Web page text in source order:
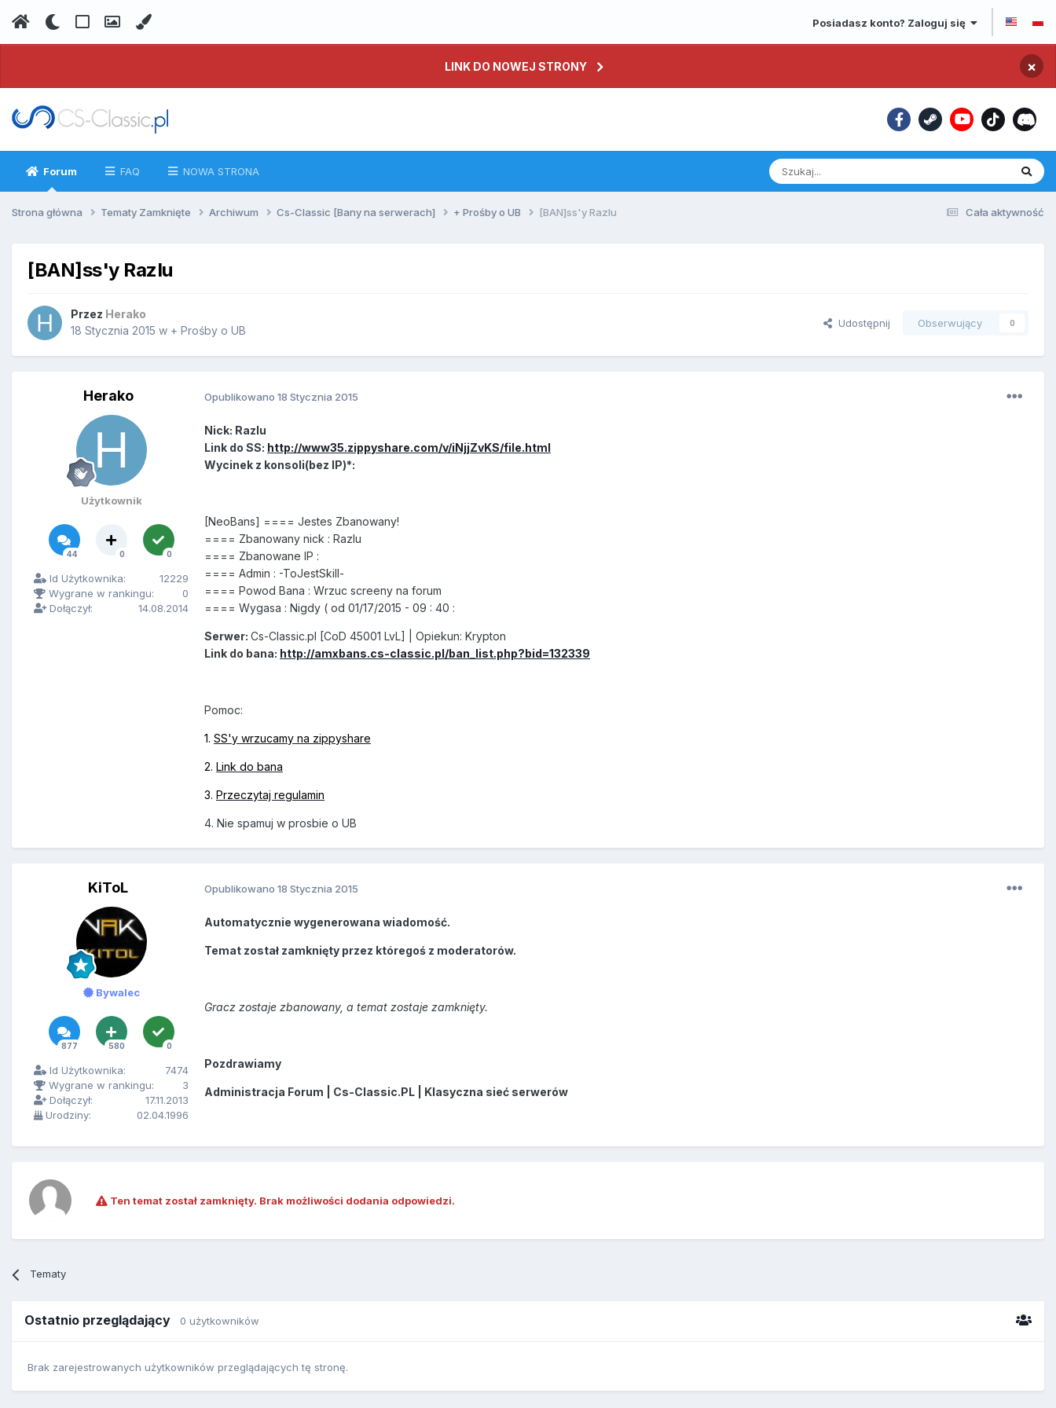
Posiadasz konto? Zaloguj się
LINK DO NOWEJ STRONY ×
Forum FAQ NOWA STRONA
Cała aktywność
Strona główna Tematy Zamknięte Archiwum Cs-Classic [Bany na serwerach] + Prośby o UB [BAN]ss'y RazIu
[BAN]ss'y RazIu
Przez Herako
18 Stycznia 2015 w + Prośby o UB
Udostępnij Obserwujący 0
Herako
Użytkownik
44 0 0
Id Użytkownika:
12229
Wygrane w rankingu:
0
Dołączył:
14.08.2014
Opublikowano 18 Stycznia 2015
Nick: RazIu
Link do SS: http://www35.zippyshare.com/v/iNjjZvKS/file.html
Wycinek z konsoli(bez IP)*:
[NeoBans] ==== Jestes Zbanowany!
==== Zbanowany nick : RazIu
==== Zbanowane IP :
==== Admin : -ToJestSkill-
==== Powod Bana : Wrzuc screeny na forum
==== Wygasa : Nigdy ( od 01/17/2015 - 09 : 40 :
Serwer: Cs-Classic.pl [CoD 45001 LvL] | Opiekun: Krypton
Link do bana: http://amxbans.cs-classic.pl/ban_list.php?bid=132339
Pomoc:
1. SS'y wrzucamy na zippyshare
2. Link do bana
3. Przeczytaj regulamin
4. Nie spamuj w prosbie o UB
KiToL
Bywalec
877 580 0
Id Użytkownika:
7474
Wygrane w rankingu:
3
Dołączył:
17.11.2013
Urodziny:
02.04.1996
Opublikowano 18 Stycznia 2015
Automatycznie wygenerowana wiadomość.
Temat został zamknięty przez któregoś z moderatorów.
Gracz zostaje zbanowany, a temat zostaje zamknięty.
Pozdrawiamy
Administracja Forum | Cs-Classic.PL | Klasyczna sieć serwerów
Ten temat został zamknięty. Brak możliwości dodania odpowiedzi.
Tematy
Ostatnio przeglądający 0 użytkowników
Brak zarejestrowanych użytkowników przeglądających tę stronę.